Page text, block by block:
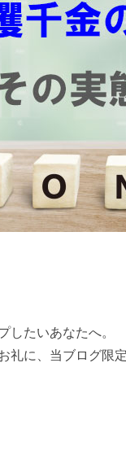
したいあなたへ。
礼に、当ブログ限